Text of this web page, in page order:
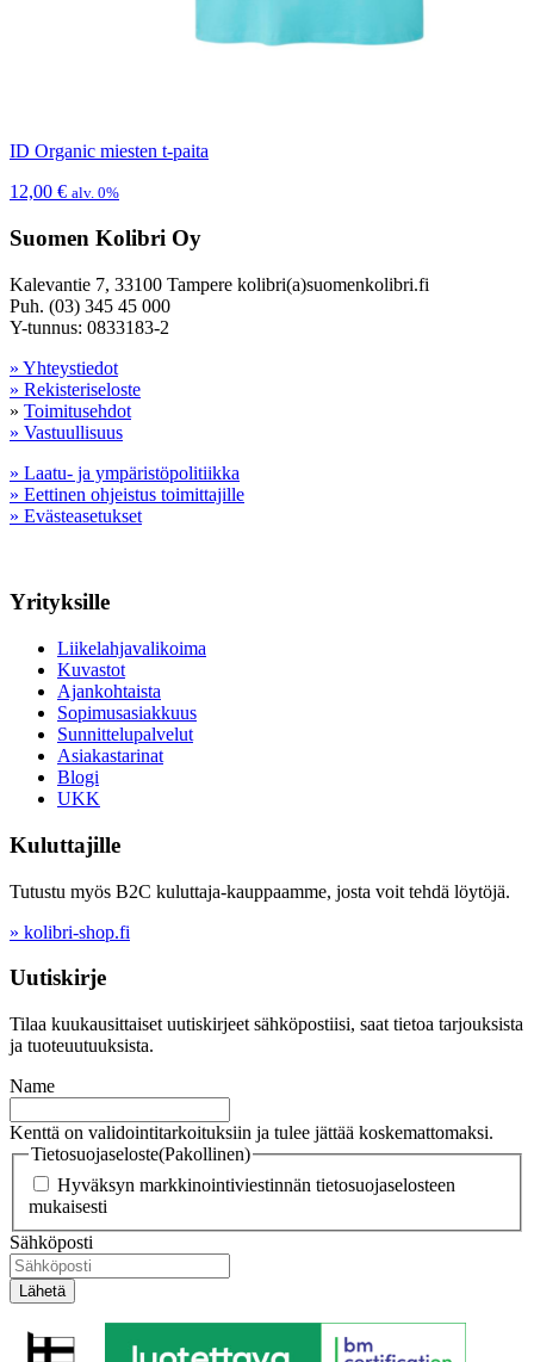
ID Organic miesten t-paita
12,00 € alv. 0%
Suomen Kolibri Oy
Kalevantie 7, 33100 Tampere kolibri(a)suomenkolibri.fi
Puh. (03) 345 45 000
Y-tunnus: 0833183-2
» Yhteystiedot
» Rekisteriseloste
» Toimitusehdot
» Vastuullisuus
» Laatu- ja ympäristöpolitiikka
» Eettinen ohjeistus toimittajille
» Evästeasetukset
Yrityksille
Liikelahjavalikoima
Kuvastot
Ajankohtaista
Sopimusasiakkuus
Sunnittelupalvelut
Asiakastarinat
Blogi
UKK
Kuluttajille
Tutustu myös B2C kuluttaja-kauppaamme, josta voit tehdä löytöjä.
» kolibri-shop.fi
Uutiskirje
Tilaa kuukausittaiset uutiskirjeet sähköpostiisi, saat tietoa tarjouksista
ja tuoteuutuuksista.
Name
Kenttä on validointitarkoituksiin ja tulee jättää koskemattomaksi.
Tietosuojaseloste(Pakollinen)
Hyväksyn markkinointiviestinnän tietosuojaselosteen
mukaisesti
Sähköposti